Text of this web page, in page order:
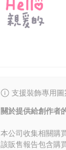
支援裝飾專用圖
關於提供給創作者
本公司收集相關購
該販售報告包含購